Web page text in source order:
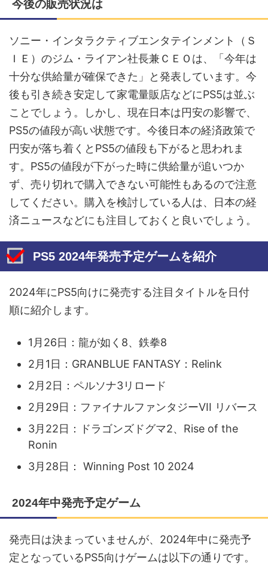
今後の販売状況は
ソニー・インタラクティブエンタテインメント（Ｓ
ＩＥ）のジム・ライアン社長兼ＣＥＯは、「今年は
十分な供給量が確保できた」と発表しています。今
後も引き続き安定して家電量販店などにPS5は並ぶ
ことでしょう。しかし、現在日本は円安の影響で、
PS5の値段が高い状態です。今後日本の経済政策で
円安が落ち着くとPS5の値段も下がると思われま
す。PS5の値段が下がった時に供給量が追いつか
ず、売り切れで購入できない可能性もあるので注意
してください。購入を検討している人は、日本の経
済ニュースなどにも注目しておくと良いでしょう。
PS5 2024年発売予定ゲームを紹介
2024年にPS5向けに発売する注目タイトルを日付
順に紹介します。
1月26日：龍が如く8、鉄拳8
2月1日：GRANBLUE FANTASY：Relink
2月2日：ペルソナ3リロード
2月29日：ファイナルファンタジーVII リバース
3月22日：ドラゴンズドグマ2、Rise of the
Ronin
3月28日： Winning Post 10 2024
2024年中発売予定ゲーム
発売日は決まっていませんが、2024年中に発売予
定となっているPS5向けゲームは以下の通りです。